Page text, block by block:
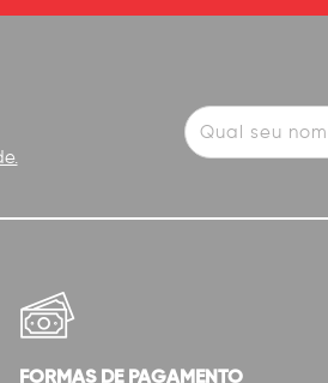
FORMAS DE PAGAMENTO